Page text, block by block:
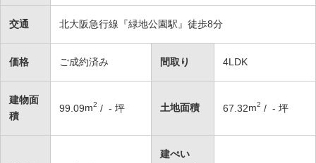
交通 北大阪急行線『緑地公園駅』徒歩8分
価格 ご成約済み 間取り 4LDK
建物面
積
99.09m2 / - 坪 土地面積 67.32m2 / - 坪
建ぺい